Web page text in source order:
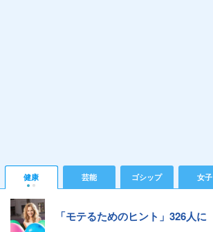
健康 芸能 ゴシップ 女子
「モテるためのヒント」326人に